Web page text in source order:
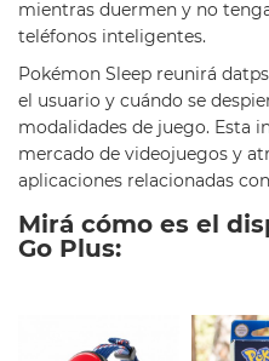
mientras duermen y no
teléfonos inteligentes.
Pokémon Sleep reunirá
el usuario y cuándo se
modalidades de juego. Esta
mercado de videojuegos y
aplicaciones relacionadas
Mirá cómo es el
Go Plus: